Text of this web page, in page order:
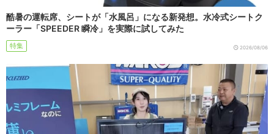
酷暑の運転席、シートが「水風呂」になる新発想。水冷式シートク
ーラー「SPEEDER 瞬冷」を実際に試してみた
特集 2026/08/06